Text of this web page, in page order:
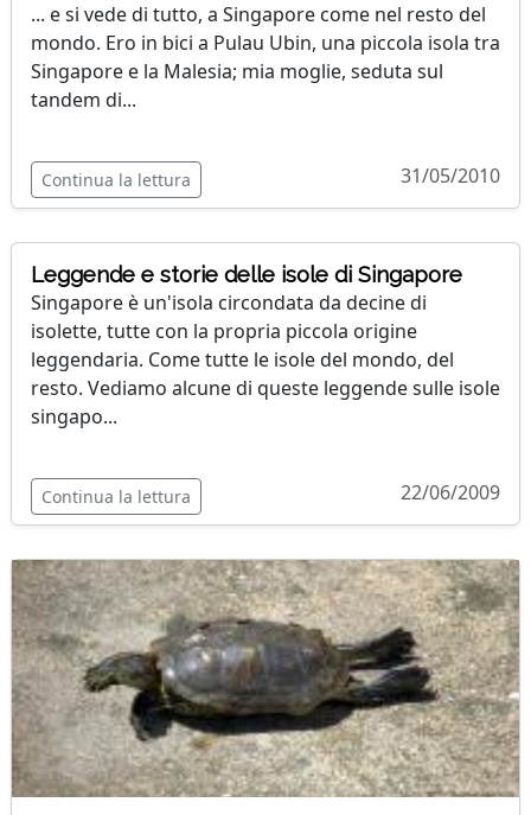
... e si vede di tutto, a Singapore come nel resto del
mondo. Ero in bici a Pulau Ubin, una piccola isola tra
Singapore e la Malesia; mia moglie, seduta sul
tandem di...
Continua la lettura 31/05/2010
Leggende e storie delle isole di Singapore
Singapore è un'isola circondata da decine di
isolette, tutte con la propria piccola origine
leggendaria. Come tutte le isole del mondo, del
resto. Vediamo alcune di queste leggende sulle isole
singapo...
Continua la lettura 22/06/2009